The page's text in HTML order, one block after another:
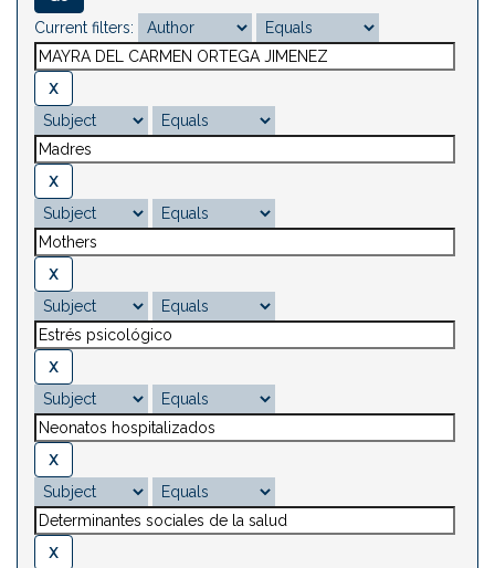
Current filters: